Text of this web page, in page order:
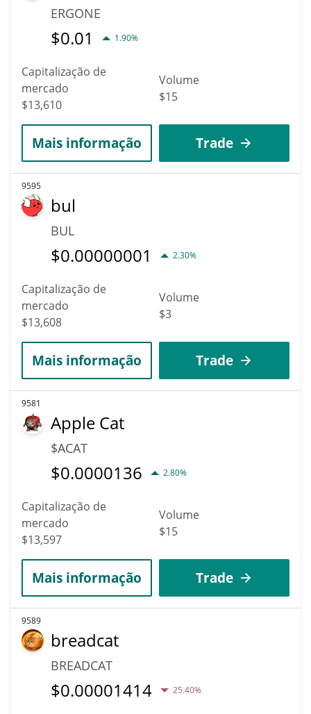
ERGONE
$0.01 1.90%
Capitalização de
mercado
$13,610
Volume
$15
Mais informação Trade
9595
bul
BUL
$0.00000001 2.30%
Capitalização de
mercado
$13,608
Volume
$3
Mais informação Trade
9581
Apple Cat
$ACAT
$0.0000136 2.80%
Capitalização de
mercado
$13,597
Volume
$15
Mais informação Trade
9589
breadcat
BREADCAT
$0.00001414 25.40%